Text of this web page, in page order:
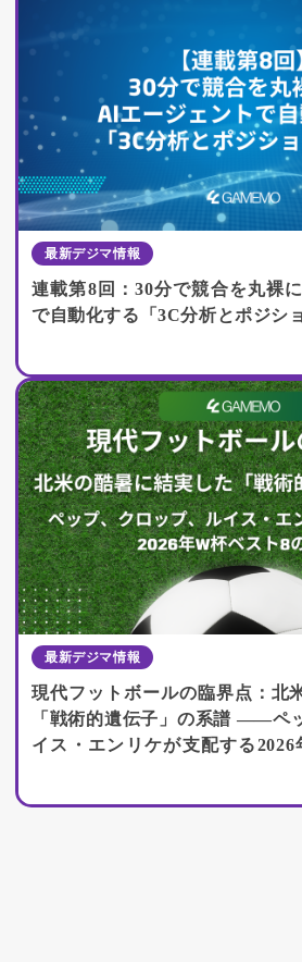
最新デジマ情報
連載第8回：30分で競合を丸裸
で自動化する「3C分析とポジシ
最新デジマ情報
現代フットボールの臨界点：北
「戦術的遺伝子」の系譜 ――ペ
イス・エンリケが支配する